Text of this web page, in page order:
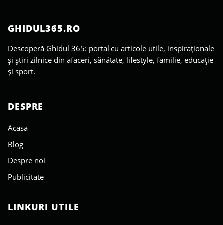
GHIDUL365.RO
Descoperă Ghidul 365: portal cu articole utile, inspiraționale
și știri zilnice din afaceri, sănătate, lifestyle, familie, educație
și sport.
DESPRE
Acasa
Blog
Despre noi
Publicitate
LINKURI UTILE